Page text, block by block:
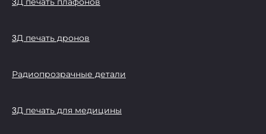
3Д печать дронов
Радиопрозрачные детали
3Д печать для медицины